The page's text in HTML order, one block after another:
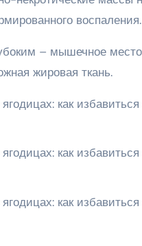
воспаления.
– мышечное
жировая ткань.